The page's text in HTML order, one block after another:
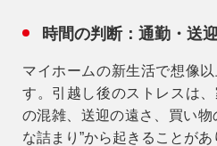
時間の判断：通勤・送
マイホームの新生活で想像
す。引越し後のストレスは、
の混雑、送迎の遠さ、買い物
な詰まり”から起きることがあ